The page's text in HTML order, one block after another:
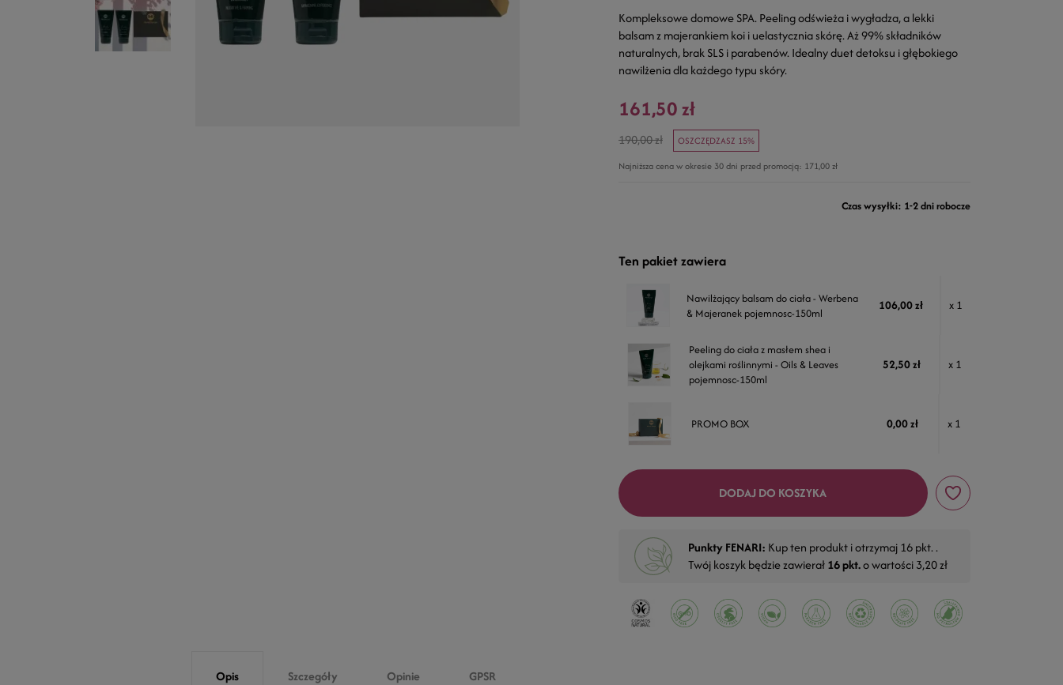
Kompleksowe domowe SPA. Peeling odświeża i wygładza, a lekki
balsam z majerankiem koi i uelastycznia skórę. Aż 99% składników
naturalnych, brak SLS i parabenów. Idealny duet detoksu i głębokiego
nawilżenia dla każdego typu skóry.
161,50 zł
190,00 zł
OSZCZĘDZASZ 15%
Najniższa cena w okresie 30 dni przed promocją: 171,00 zł
Czas wysyłki: 1-2 dni robocze
Ten pakiet zawiera
Nawilżający balsam do ciała - Werbena
& Majeranek pojemnosc-150ml
106,00 zł x 1
Peeling do ciała z masłem shea i
olejkami roślinnymi - Oils & Leaves
pojemnosc-150ml
52,50 zł x 1
PROMO BOX 0,00 zł x 1
DODAJ DO KOSZYKA
Punkty FENARI: Kup ten produkt i otrzymaj16pkt. .
Twój koszyk będzie zawierał16pkt.o wartości3,20 zł
Opis Szczegóły Opinie GPSR